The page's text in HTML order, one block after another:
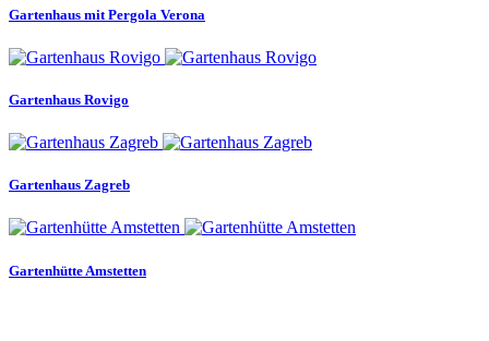
Gartenhaus mit Pergola Verona
Gartenhaus Rovigo
Gartenhaus Zagreb
Gartenhütte Amstetten